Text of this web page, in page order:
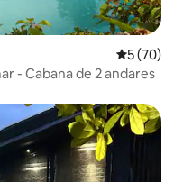
5 de uma
5 (70)
- Cabana de 2 andares